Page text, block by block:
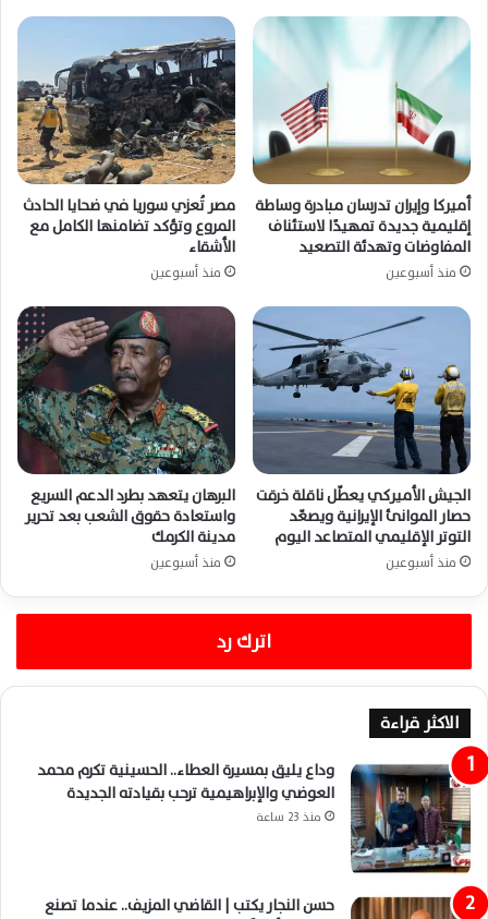
أميركا وإيران تدرسان مبادرة وساطة
إقليمية جديدة تمهيدًا لاستئناف
المفاوضات وتهدئة التصعيد
منذ أسبوعين
مصر تُعزي سوريا في ضحايا الحادث
المروع وتؤكد تضامنها الكامل مع
الأشقاء
منذ أسبوعين
الجيش الأميركي يعطّل ناقلة خرقت
حصار الموانئ الإيرانية ويصعّد
التوتر الإقليمي المتصاعد اليوم
منذ أسبوعين
البرهان يتعهد بطرد الدعم السريع
واستعادة حقوق الشعب بعد تحرير
مدينة الكرمك
منذ أسبوعين
اترك رد
الاكثر قراءة
وداع يليق بمسيرة العطاء.. الحسينية تكرم محمد
العوضي والإبراهيمية ترحب بقيادته الجديدة
منذ 23 ساعة
حسن النجار يكتب | القاضي المزيف.. عندما تصنع